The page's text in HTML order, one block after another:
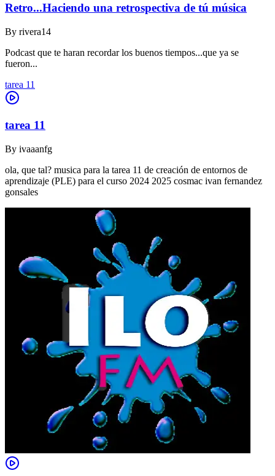
Retro...Haciendo una retrospectiva de tú música
By rivera14
Podcast que te haran recordar los buenos tiempos...que ya se
fueron...
tarea 11
tarea 11
By ivaaanfg
ola, que tal? musica para la tarea 11 de creación de entornos de
aprendizaje (PLE) para el curso 2024 2025 cosmac ivan fernandez
gonsales